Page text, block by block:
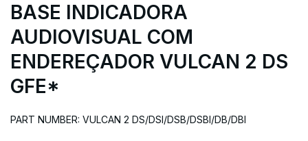
BASE INDICADORA
AUDIOVISUAL COM
ENDEREÇADOR VULCAN 2 DS
GFE*
PART NUMBER: VULCAN 2 DS/DSI/DSB/DSBI/DB/DBI